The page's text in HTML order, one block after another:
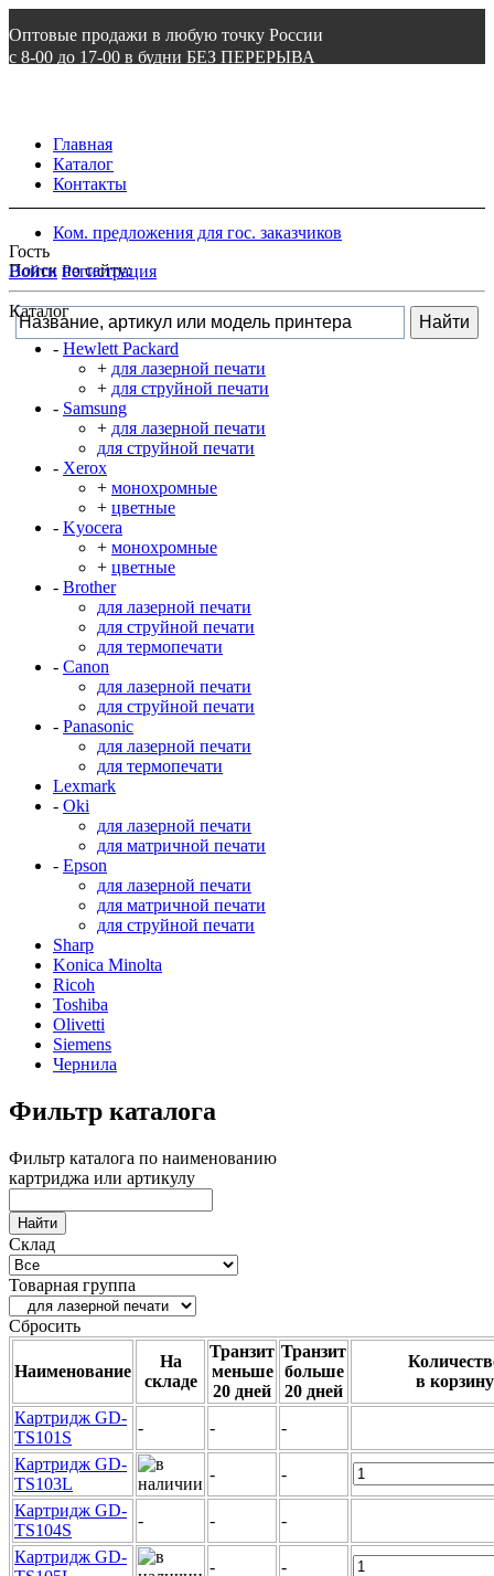
Оптовые продажи в любую точку России
с 8-00 до 17-00 в будни БЕЗ ПЕРЕРЫВА
Главная
Каталог
Контакты
Ком. предложения для гос. заказчиков
Поиск по сайту:
Гость
Войти Регистрация
Каталог
- Hewlett Packard
+ для лазерной печати
+ для струйной печати
- Samsung
+ для лазерной печати
для струйной печати
- Xerox
+ монохромные
+ цветные
- Kyocera
+ монохромные
+ цветные
- Brother
для лазерной печати
для струйной печати
для термопечати
- Canon
для лазерной печати
для струйной печати
- Panasonic
для лазерной печати
для термопечати
Lexmark
- Oki
для лазерной печати
для матричной печати
- Epson
для лазерной печати
для матричной печати
для струйной печати
Sharp
Konica Minolta
Ricoh
Toshiba
Olivetti
Siemens
Чернила
Фильтр каталога
Фильтр каталога по наименованию
картриджа или артикулу
Склад
Товарная группа
Сбросить
Наименование
На
складе
Транзит
меньше
20 дней
Транзит
больше
20 дней
в корзину
Картридж GD-
TS101S
- -
-
Картридж GD-
TS103L
-
-
Картридж GD-
TS104S
- -
-
Картридж GD-
-
-